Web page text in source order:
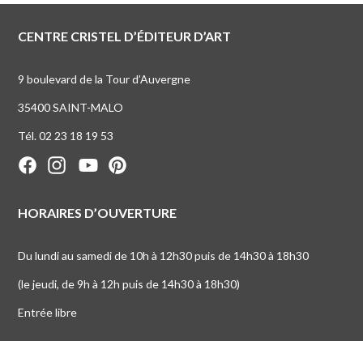
CENTRE CRISTEL D’ÉDITEUR D’ART
9 boulevard de la Tour d’Auvergne
35400 SAINT-MALO
Tél. 02 23 18 19 53
HORAIRES D’OUVERTURE
Du lundi au samedi de 10h à 12h30 puis de 14h30 à 18h30
(le jeudi, de 9h à 12h puis de 14h30 à 18h30)
Entrée libre